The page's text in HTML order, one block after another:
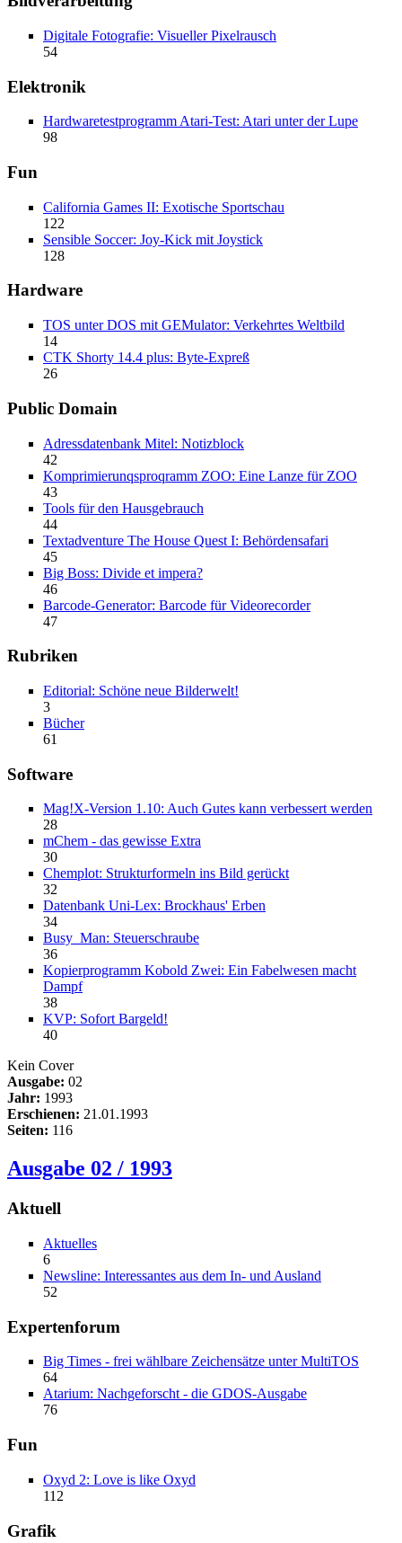
Digitale Fotografie: Visueller Pixelrausch
54
Elektronik
Hardwaretestprogramm Atari-Test: Atari unter der Lupe
98
Fun
California Games II: Exotische Sportschau
122
Sensible Soccer: Joy-Kick mit Joystick
128
Hardware
TOS unter DOS mit GEMulator: Verkehrtes Weltbild
14
CTK Shorty 14.4 plus: Byte-Expreß
26
Public Domain
Adressdatenbank Mitel: Notizblock
42
Komprimierunqsproqramm ZOO: Eine Lanze für ZOO
43
Tools für den Hausgebrauch
44
Textadventure The House Quest I: Behördensafari
45
Big Boss: Divide et impera?
46
Barcode-Generator: Barcode für Videorecorder
47
Rubriken
Editorial: Schöne neue Bilderwelt!
3
Bücher
61
Software
Mag!X-Version 1.10: Auch Gutes kann verbessert werden
28
mChem - das gewisse Extra
30
Chemplot: Strukturformeln ins Bild gerückt
32
Datenbank Uni-Lex: Brockhaus' Erben
34
Busy_Man: Steuerschraube
36
Kopierprogramm Kobold Zwei: Ein Fabelwesen macht
Dampf
38
KVP: Sofort Bargeld!
40
Kein Cover
Ausgabe: 02
Jahr: 1993
Erschienen: 21.01.1993
Seiten: 116
Ausgabe 02 / 1993
Aktuell
Aktuelles
6
Newsline: Interessantes aus dem In- und Ausland
52
Expertenforum
Big Times - frei wählbare Zeichensätze unter MultiTOS
64
Atarium: Nachgeforscht - die GDOS-Ausgabe
76
Fun
Oxyd 2: Love is like Oxyd
112
Grafik